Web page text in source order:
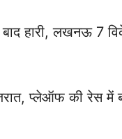
हारी, लखनऊ 7
प्लेऑफ की रेस में